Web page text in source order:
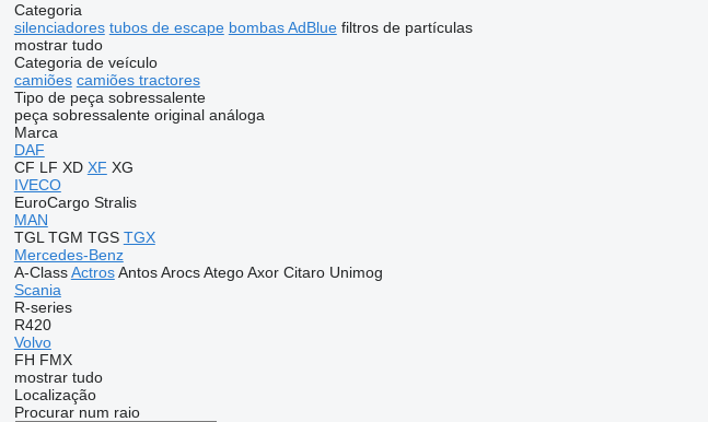
Categoria
silenciadores tubos de escape bombas AdBlue filtros de partículas
mostrar tudo
Categoria de veículo
camiões camiões tractores
Tipo de peça sobressalente
peça sobressalente original análoga
Marca
DAF
CF LF XD XF XG
IVECO
EuroCargo Stralis
MAN
TGL TGM TGS TGX
Mercedes-Benz
A-Class Actros Antos Arocs Atego Axor Citaro Unimog
Scania
R-series
R420
Volvo
FH FMX
mostrar tudo
Localização
Procurar num raio